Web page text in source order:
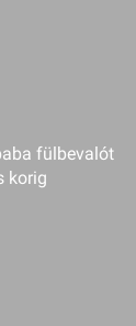
fülbevalót
korig